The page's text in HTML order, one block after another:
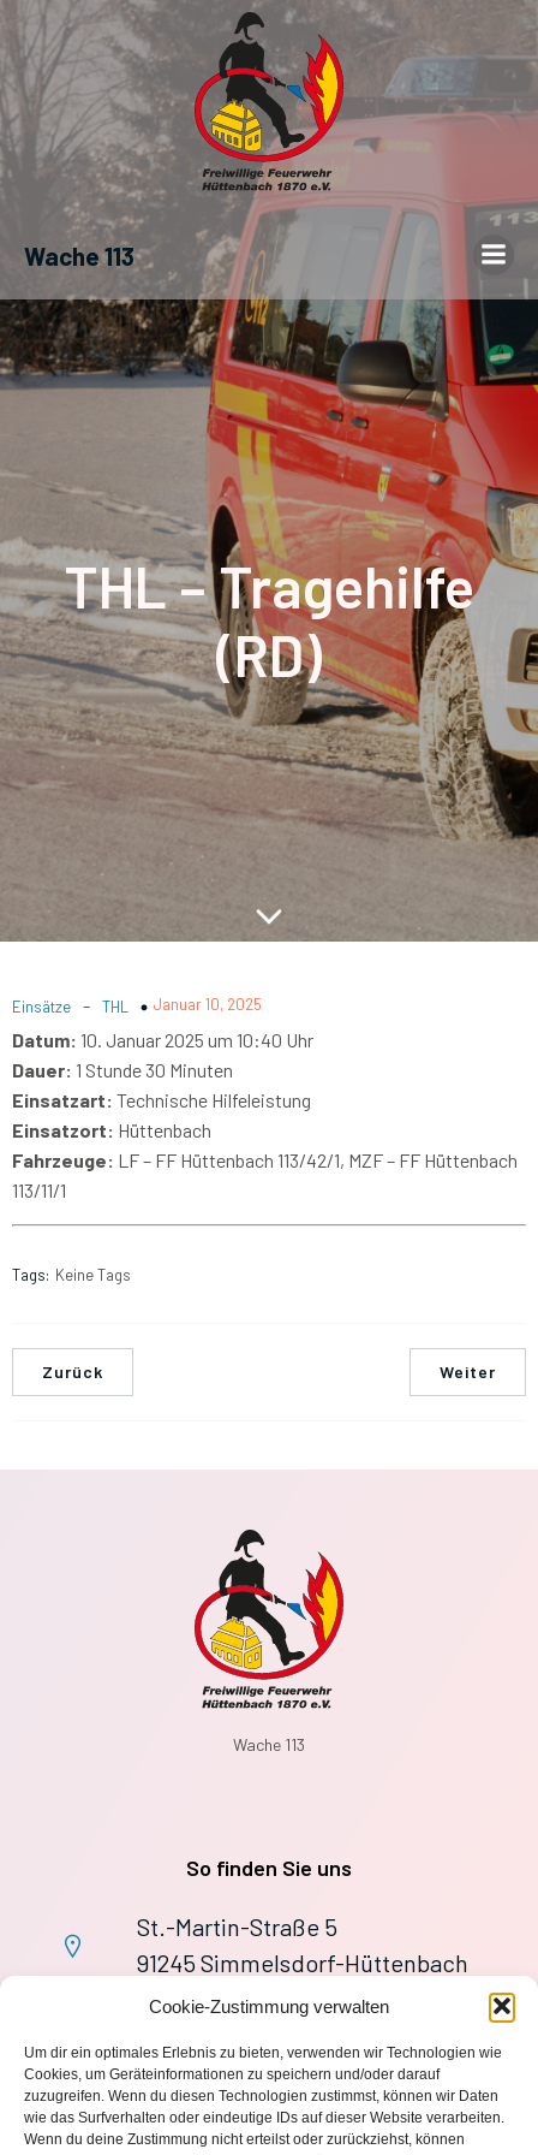
Cookie-Zustimmung verwalten
Um dir ein optimales Erlebnis zu bieten, verwenden wir Technologien wie
Cookies, um Geräteinformationen zu speichern und/oder darauf
zuzugreifen. Wenn du diesen Technologien zustimmst, können wir Daten
wie das Surfverhalten oder eindeutige IDs auf dieser Website verarbeiten.
Wenn du deine Zustimmung nicht erteilst oder zurückziehst, können
Wache 113
THL – Tragehilfe
(RD)
Einsätze - THL Januar 10, 2025
Datum: 10. Januar 2025 um 10:40 Uhr
Dauer: 1 Stunde 30 Minuten
Einsatzart: Technische Hilfeleistung
Einsatzort: Hüttenbach
Fahrzeuge: LF – FF Hüttenbach 113/42/1, MZF – FF Hüttenbach
113/11/1
Tags: Keine Tags
Zurück Weiter
Wache 113
So finden Sie uns
St.-Martin-Straße 5
91245 Simmelsdorf-Hüttenbach
+49 9155 9279727
wache113@ff-huettenbach.de